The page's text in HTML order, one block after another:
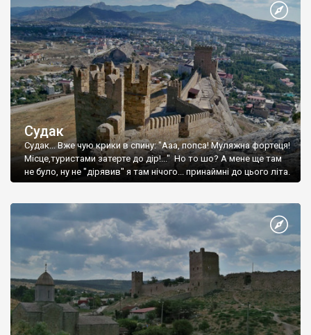
Судак
Судак... Вже чую крики в спину: "Ааа, попса! Муляжна фортеця!
Місце,туристами затерте до дір!..." Но то шо? А мене ще там
не було, ну не "дірявив" я там нічого... принаймні до цього літа.